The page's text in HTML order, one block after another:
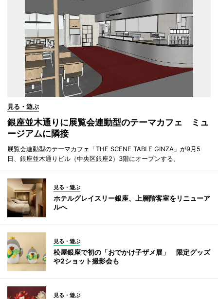
見る・遊ぶ
銀座並木通りに展覧会連動型のテーマカフェ ミュ
ージアムに隣接
展覧会連動型のテーマカフェ「THE SCENE TABLE GINZA」が9月5
日、銀座並木通りビル（中央区銀座2）3階にオープンする。
見る・遊ぶ
ホテルグレイスリー銀座、上層階客室をリニューア
ルへ
見る・遊ぶ
松屋銀座で初の「おでかけ子ザメ展」 限定グッズ
や2ショット撮影会も
見る・遊ぶ